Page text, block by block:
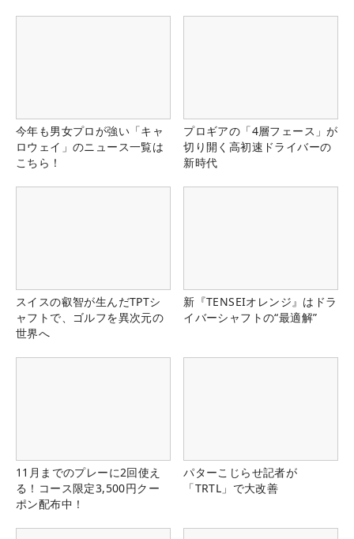
今年も男女プロが強い「キャ
ロウェイ」のニュース一覧は
こちら！
プロギアの「4層フェース」が
切り開く高初速ドライバーの
新時代
スイスの叡智が生んだTPTシ
ャフトで、ゴルフを異次元の
世界へ
新『TENSEIオレンジ』はドラ
イバーシャフトの“最適解”
11月までのプレーに2回使え
る！コース限定3,500円クー
ポン配布中！
パターこじらせ記者が
「TRTL」で大改善